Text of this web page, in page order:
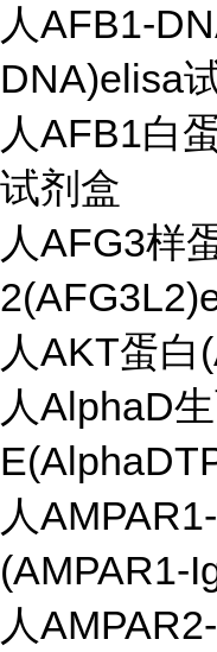
人AFB1-
DNA)elisa
人AFB1白
试剂盒
人AFG3样
人AKT蛋白
人AlphaD
人
(AMPAR1-
人